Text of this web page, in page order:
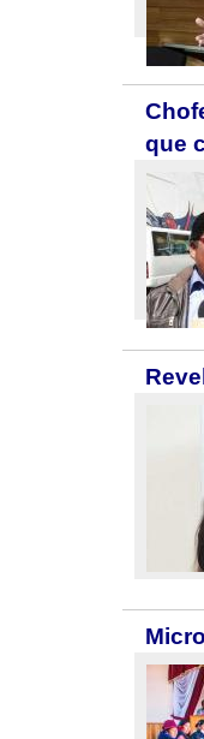
que